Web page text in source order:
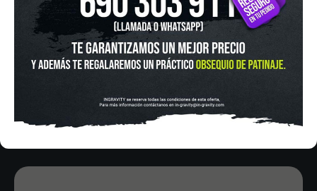
in-gravity@in-gravity.com
HORARIO
Lunes a Viernes de 12:00 - 20:30
Sabado De 10:00 - 20:30